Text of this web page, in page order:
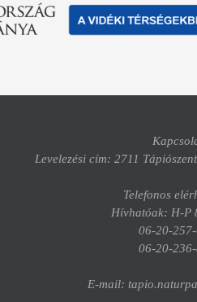
Levelezési cím: 2711
Telefonos
Hívhatóak: H-P
06-20-
06-20-
E-mail: